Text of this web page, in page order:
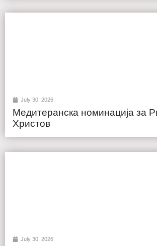
July 30, 2026
Медитеранска номинација за
Христов
July 30, 2026